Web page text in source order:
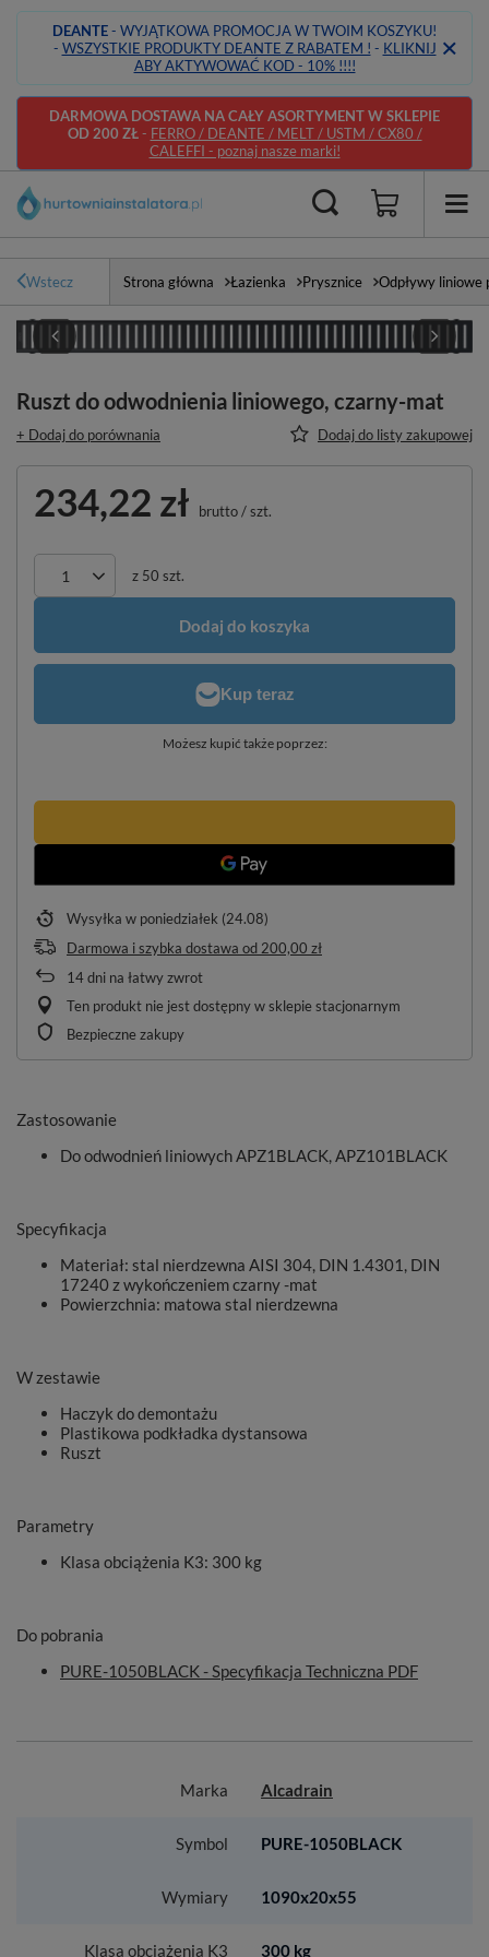
DEANTE- WYJĄTKOWA PROMOCJA W TWOIM KOSZYKU!
- WSZYSTKIE PRODUKTY DEANTE Z RABATEM ! - KLIKNIJ
ABY AKTYWOWAĆ KOD - 10% !!!!
DARMOWA DOSTAWA NA CAŁY ASORTYMENT W SKLEPIE
OD 200 ZŁ- FERRO / DEANTE / MELT / USTM / CX80 /
CALEFFI - poznaj nasze marki!
Wstecz Strona główna Łazienka Prysznice Odpływy liniowe
Ruszt do odwodnienia liniowego, czarny-mat
+ Dodaj do porównania Dodaj do listy zakupowej
234,22 zł brutto/szt.
z 50 szt.
Dodaj do koszyka
Możesz kupić także poprzez:
Wysyłka w poniedziałek (24.08)
Darmowa i szybka dostawa od 200,00 zł
14dni na łatwy zwrot
Ten produkt nie jest dostępny w sklepie stacjonarnym
Bezpieczne zakupy
Zastosowanie
Do odwodnień liniowych APZ1BLACK, APZ101BLACK
Specyfikacja
Materiał: stal nierdzewna AISI 304, DIN 1.4301, DIN
17240 z wykończeniem czarny -mat
Powierzchnia: matowa stal nierdzewna
W zestawie
Haczyk do demontażu
Plastikowa podkładka dystansowa
Ruszt
Parametry
Klasa obciążenia K3: 300 kg
Do pobrania
PURE-1050BLACK - Specyfikacja Techniczna PDF
Marka Alcadrain
Symbol PURE-1050BLACK
Wymiary 1090x20x55
Klasa obciążenia K3 300 kg